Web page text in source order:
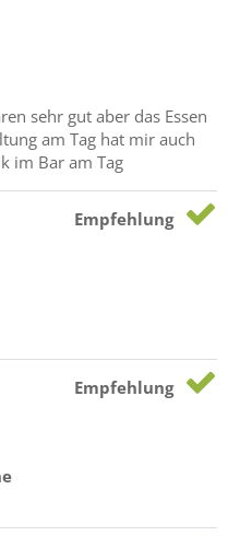
sehr gut aber das Essen
am Tag hat mir auch
im Bar am Tag
Empfehlung
Empfehlung